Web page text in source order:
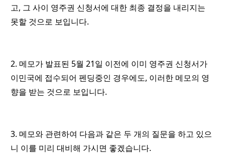
고, 그 사이 영주권 신청서에 대한 최종 결정을 내리지는
못할 것으로 보입니다.
2. 메모가 발표된 5월 21일 이전에 이미 영주권 신청서가
이민국에 접수되어 펜딩중인 경우에도, 이러한 메모의 영
향을 받는 것으로 보입니다.
3. 메모와 관련하여 다음과 같은 두 개의 질문을 하고 있으
니 이를 미리 대비해 가시면 좋겠습니다.